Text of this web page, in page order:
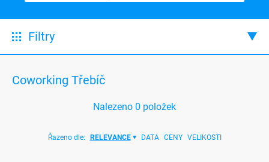
Filtry
Coworking Třebíč
Nalezeno 0 položek
Řazeno dle: RELEVANCE DATA CENY VELIKOSTI